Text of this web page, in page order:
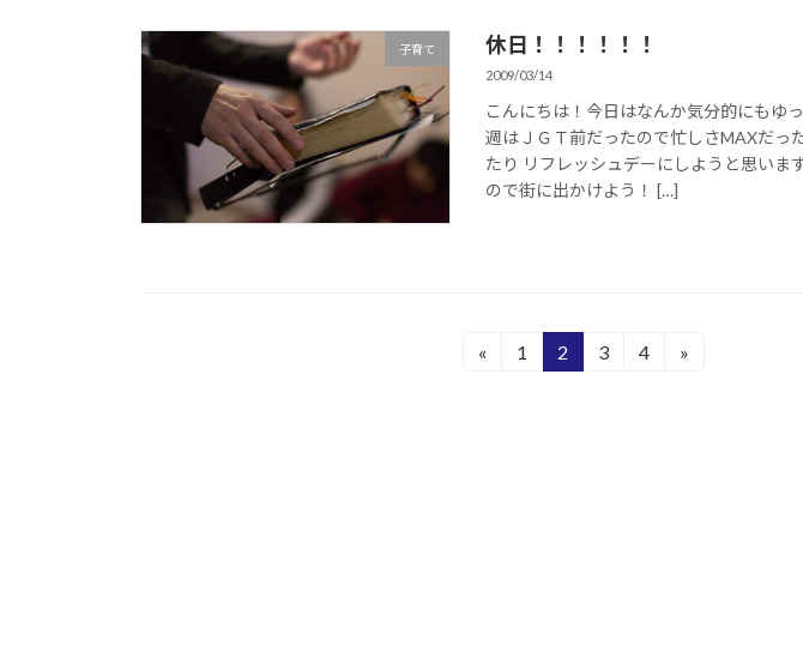
子育て 休日！！！！！！
2009/03/14
こんにちは！今日はなんか気分的にもゆ
週はＪＧＴ前だったので忙しさMAXだっ
たり リフレッシュデーにしようと思いま
ので街に出かけよう！ […]
«
固
1
固
2
固
3
固
4 »